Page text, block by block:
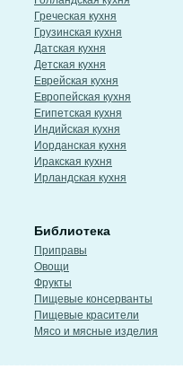
Греческая кухня
Грузинская кухня
Датская кухня
Детская кухня
Еврейская кухня
Европейская кухня
Египетская кухня
Индийская кухня
Иорданская кухня
Иракская кухня
Ирландская кухня
Библиотека
Приправы
Овощи
Фрукты
Пищевые консерванты
Пищевые красители
Мясо и мясные изделия